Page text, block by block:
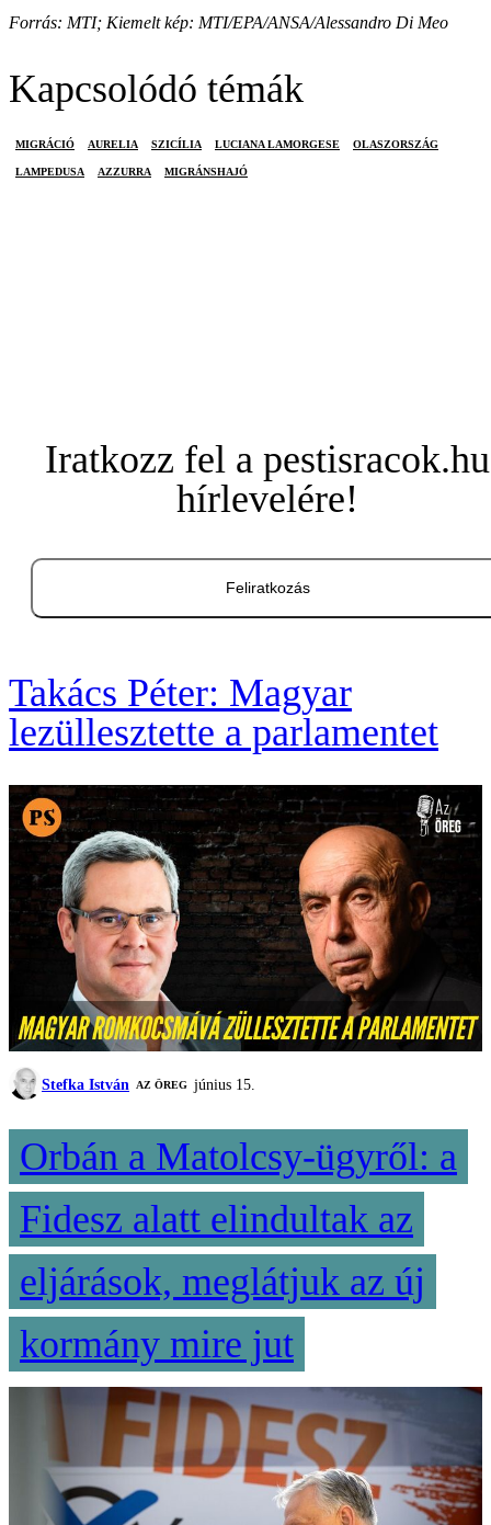
Forrás: MTI; Kiemelt kép: MTI/EPA/ANSA/Alessandro Di Meo
Kapcsolódó témák
MIGRÁCIÓ AURELIA SZICÍLIA LUCIANA LAMORGESE OLASZORSZÁG
LAMPEDUSA AZZURRA MIGRÁNSHAJÓ
Iratkozz fel a pestisracok.hu
hírlevelére!
Feliratkozás
Takács Péter: Magyar
lezüllesztette a parlamentet
Stefka István AZ ÖREG június 15.
Orbán a Matolcsy-ügyről: a
Fidesz alatt elindultak az
eljárások, meglátjuk az új
kormány mire jut